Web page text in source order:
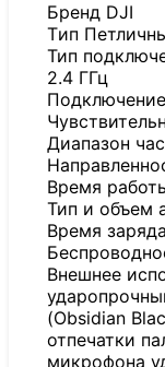
Бренд DJI
Tип
Тип
2.4 ГГц
Диапазон
Время
Тип и объем
Время
Внешнее
(Obsidian
отпечатки
микрофона